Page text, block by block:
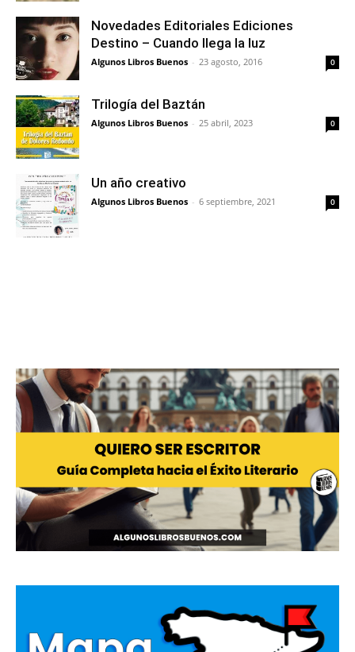
Novedades Editoriales Ediciones
Destino – Cuando llega la luz
Algunos Libros Buenos - 23 agosto, 2016 0
Trilogía del Baztán
Algunos Libros Buenos - 25 abril, 2023 0
Un año creativo
Algunos Libros Buenos - 6 septiembre, 2021 0